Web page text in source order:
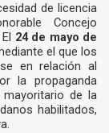
de licencia
Concejo
24 de mayo de
el que los
en relación al
la propaganda
de la
habilitados,